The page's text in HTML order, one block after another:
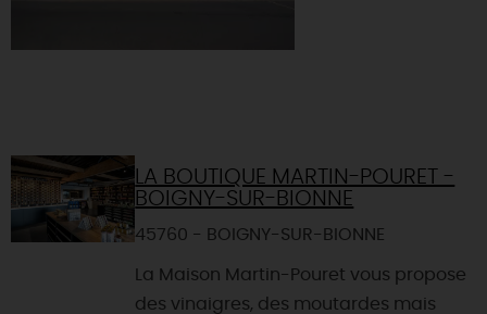
LA BOUTIQUE MARTIN-POURET -
BOIGNY-SUR-BIONNE
45760 - BOIGNY-SUR-BIONNE
La Maison Martin-Pouret vous propose
des vinaigres, des moutardes mais